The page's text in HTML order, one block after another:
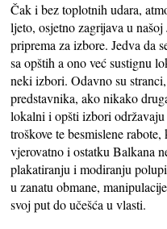
Čak i bez toplotnih udara,
ljeto, osjetno zagrijava u
priprema za izbore. Jedva da
sa opštih a ono već sustignu
neki izbori. Odavno su
predstavnika, ako nikako
lokalni i opšti izbori
troškove te besmislene
vjerovatno i ostatku Balkana
plakatiranju i modiranju
u zanatu obmane,
svoj put do učešća u vlasti.